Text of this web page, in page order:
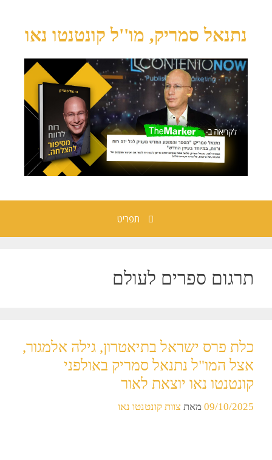
נתנאל סמריק, מו''ל קונטנטו נאו
תפריט
תרגום ספרים לעולם
כלת פרס ישראל בתיאטרון, גילה אלמגור,
אצל המו"ל נתנאל סמריק באולפני
קונטנטו נאו יוצאת לאור
09/10/2025 מאת צוות קונטנטו נאו